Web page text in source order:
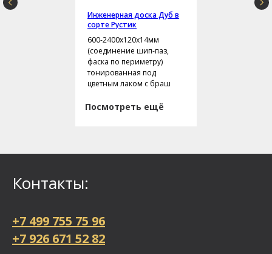
Инженерная доска Дуб в
сорте Рустик
600-2400х120х14мм
(соединение шип-паз,
фаска по периметру)
тонированная под
цветным лаком с браш
Посмотреть ещё
Контакты:
+7 499 755 75 96
+7 926 671 52 82